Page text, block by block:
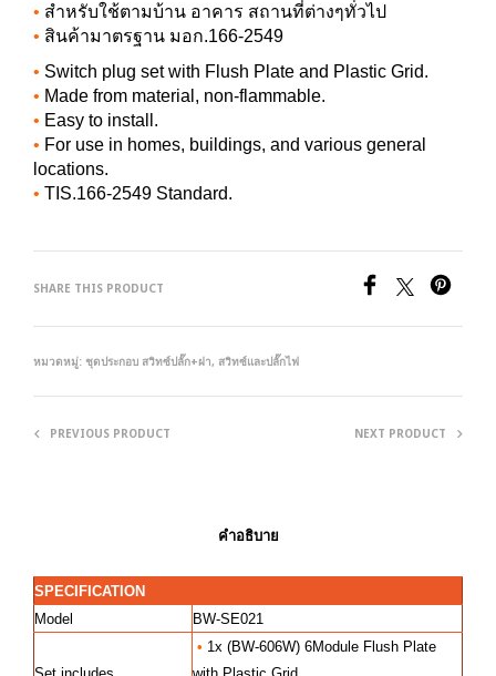
• สำหรับใช้ตามบ้าน อาคาร สถานที่ต่างๆทั่วไป
• สินค้ามาตรฐาน มอก.166-2549
• Switch plug set with Flush Plate and Plastic Grid.
• Made from material, non-flammable.
• Easy to install.
• For use in homes, buildings, and various general
locations.
• TIS.166-2549 Standard.
SHARE THIS PRODUCT
หมวดหมู่: ชุดประกอบ สวิทซ์ปลั๊ก+ฝา, สวิทซ์และปลั๊กไฟ
PREVIOUS PRODUCT NEXT PRODUCT
คำอธิบาย
SPECIFICATION
Model
BW-SE021
• 1x (BW-606W) 6Module Flush Plate